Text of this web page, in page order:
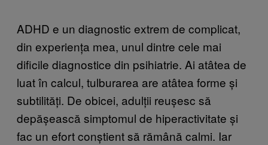
ADHD e un diagnostic extrem de complicat,
din experiența mea, unul dintre cele mai
dificile diagnostice din psihiatrie. Ai atâtea de
luat în calcul, tulburarea are atâtea forme și
subtilități. De obicei, adulții reușesc să
depășească simptomul de hiperactivitate și
fac un efort conștient să rămână calmi. Iar